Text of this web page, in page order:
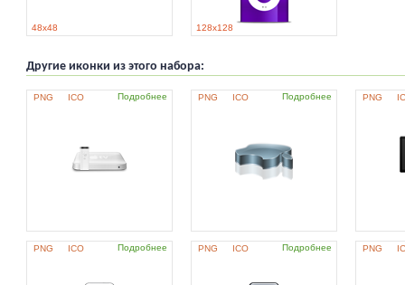
48x48 128x128
Другие иконки из этого набора:
PNG ICO Подробнее PNG ICO Подробнее PNG
PNG ICO Подробнее PNG ICO Подробнее PNG